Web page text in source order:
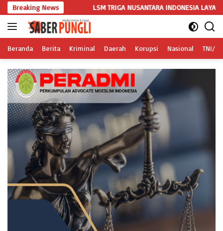
Langsung
ke
konten
Breaking NewsLSM TRIGA NUSANTARA INDONESIA LAYANGKAN SOMASI
Beranda Berita Kriminal Daerah Korupsi Nasional TNI/